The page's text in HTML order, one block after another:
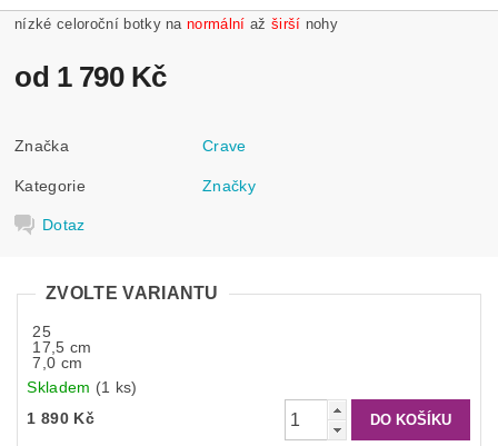
nízké celoroční botky nanormální až širší nohy
od 1 790 Kč
Značka Crave
Kategorie Značky
Dotaz
ZVOLTE VARIANTU
25
17,5 cm
7,0 cm
Skladem (1 ks)
1 890 Kč